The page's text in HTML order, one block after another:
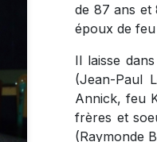
de 87 ans et
époux de
Il laisse
(Jean-Paul
Annick, feu
frères et
(Raymonde